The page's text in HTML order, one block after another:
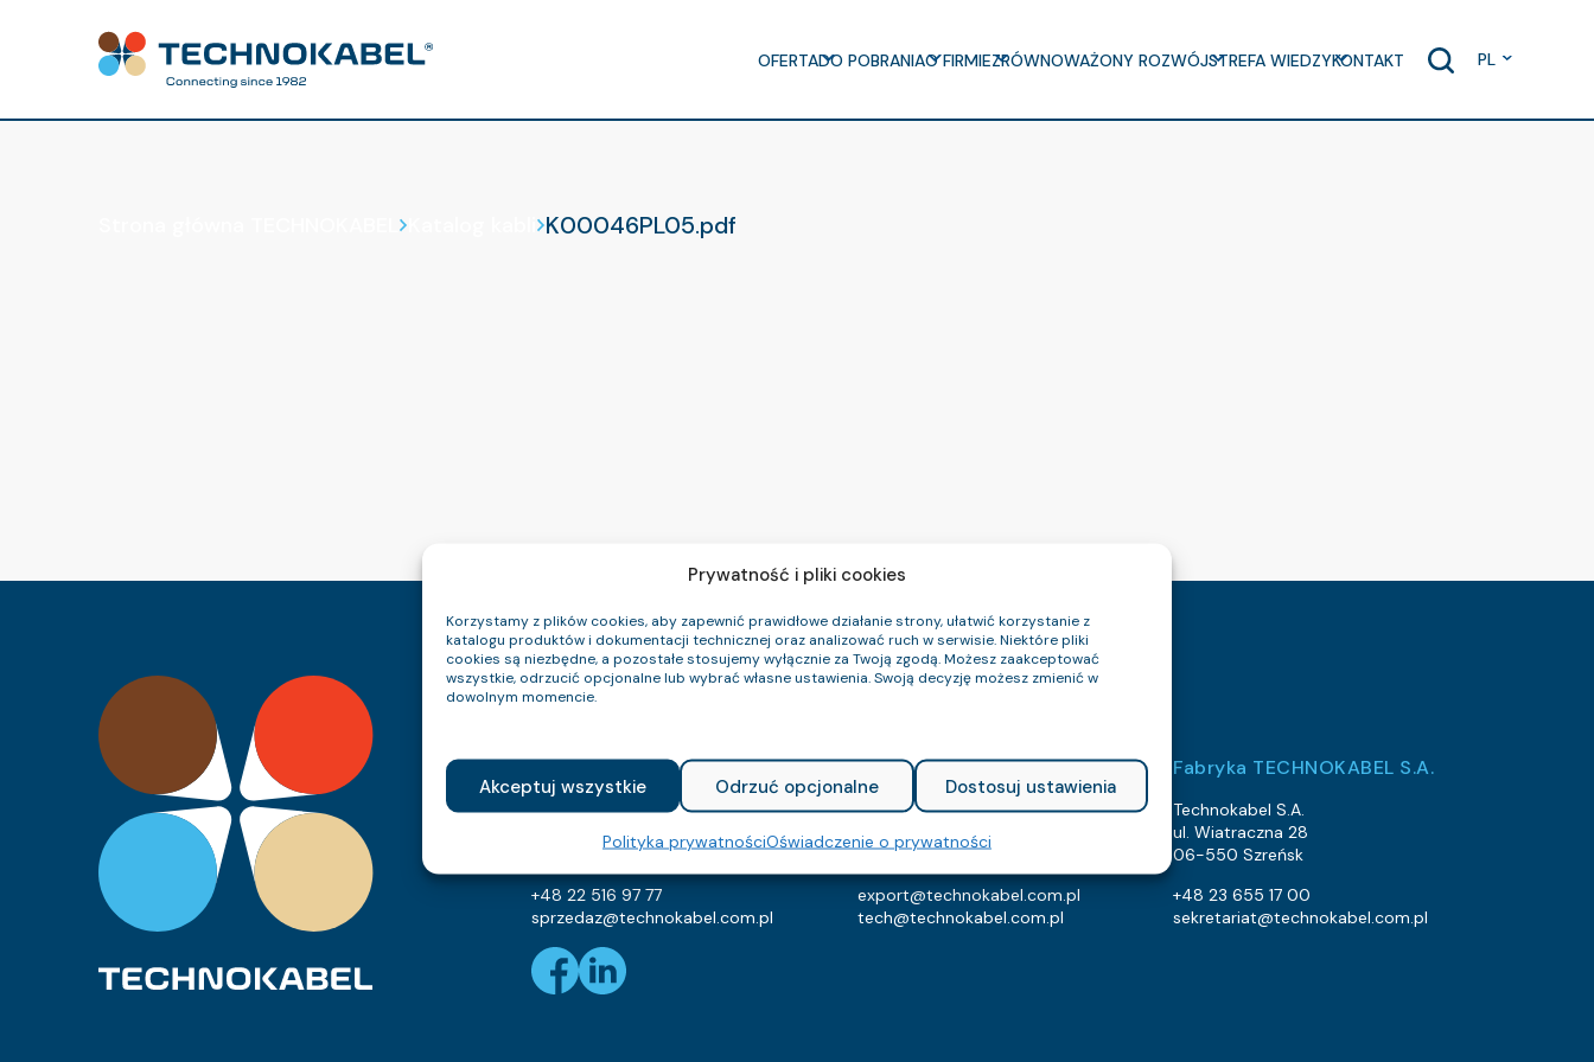
Prywatność i pliki cookies
Korzystamy z plików cookies, aby zapewnić prawidłowe działanie strony, ułatwić korzystanie z
katalogu produktów i dokumentacji technicznej oraz analizować ruch w serwisie. Niektóre pliki
cookies są niezbędne, a pozostałe stosujemy wyłącznie za Twoją zgodą. Możesz zaakceptować
wszystkie, odrzucić opcjonalne lub wybrać własne ustawienia. Swoją decyzję możesz zmienić w
dowolnym momencie.
Akceptuj wszystkie Odrzuć opcjonalne Dostosuj ustawienia
Polityka prywatnościOświadczenie o prywatności
OFERTADO POBRANIAO FIRMIEZRÓWNOWAŻONY ROZWÓJSTREFA WIEDZYKONTAKT PL
K00046PL05.pdf
OfertaKatalogi O firmie Kontakt
TECHNOKABEL S.A.
Technokabel S.A.
ul. Nasielska 55
04-343 Warszawa
+48 22 516 97 77
sprzedaz@technokabel.com.pl
NIP: 526-021-37-87
REGON: 010560659
KRS: 129682
export@technokabel.com.pl
tech@technokabel.com.pl
Fabryka TECHNOKABEL S.A.
Technokabel S.A.
ul. Wiatraczna 28
06-550 Szreńsk
+48 23 655 17 00
sekretariat@technokabel.com.pl